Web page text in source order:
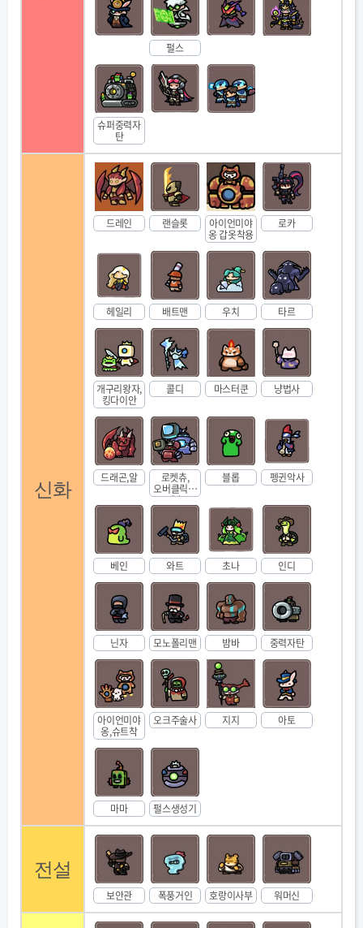
펄스
슈퍼중력자
탄
신화
드레인 랜슬롯 아이언미야
옹 갑옷착용
로카
헤일리 배트맨 우치 타르
개구리왕자,
킹다이안
콜디 마스터쿤 냥법사
드래곤,알 로켓츄,
오버클릭로
켓츄
블롭 펭귄악사
베인 와트 초나 인디
닌자 모노폴리맨 밤바 중력자탄
아이언미야
옹,슈트착
오크주술사 지지 아토
마마 펄스생성기
전설
보안관 폭풍거인 호랑이사부 워머신